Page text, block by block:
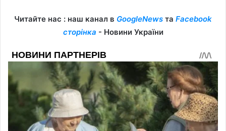
Читайте нас : наш канал в GoogleNews та Facebook
сторінка - Новини України